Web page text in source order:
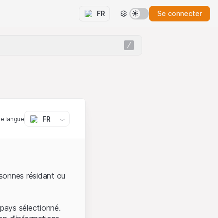
FR Se connecter
langue FR
résidant ou
sélectionné.